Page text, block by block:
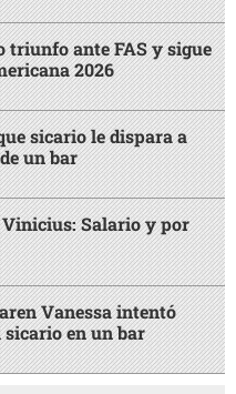
triunfo ante FAS y sigue
2026
sicario le dispara a
un bar
Salario y por
Vanessa intentó
sicario en un bar